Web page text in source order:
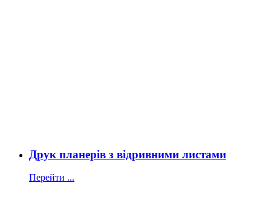
Друк планерів з відривними листами
Перейти ...